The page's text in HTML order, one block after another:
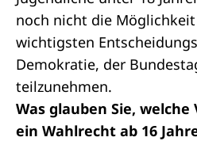
noch nicht die
wichtigsten
Demokratie, der
teilzunehmen.
Was glauben Sie,
ein Wahlrecht ab 16